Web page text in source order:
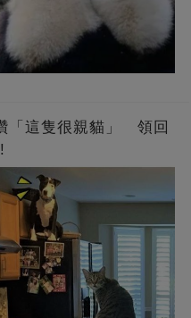
「這隻很親貓」 領回